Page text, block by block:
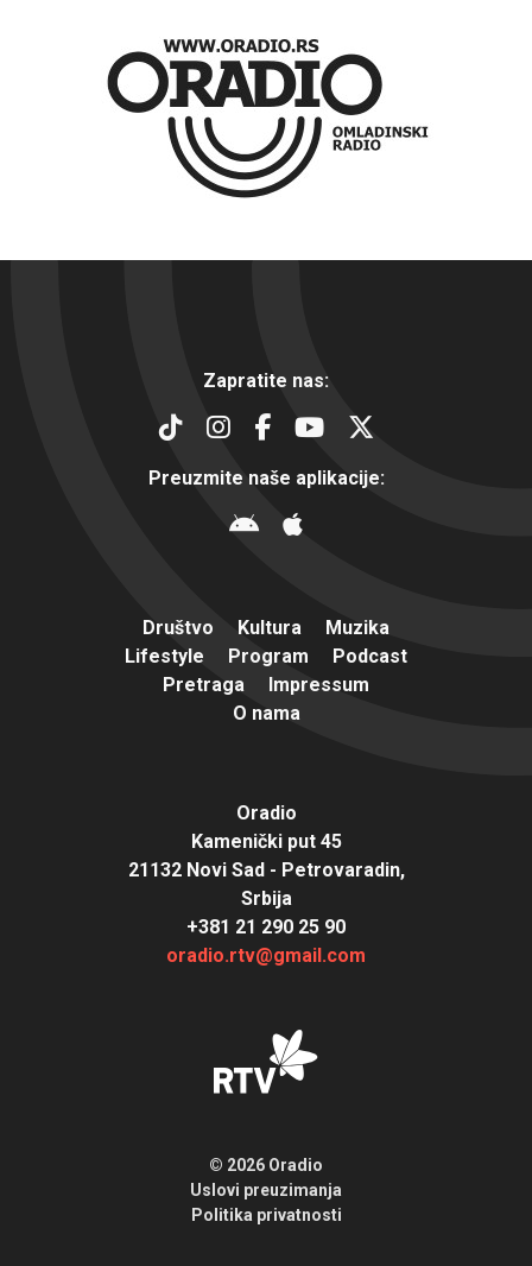
Zapratite nas:
Preuzmite naše aplikacije:
Društvo Kultura
Muzika
Lifestyle
Program
Podcast
Pretraga
Impressum
O nama
Oradio
Kamenički put 45
21132 Novi Sad - Petrovaradin,
Srbija
+381 21 290 25 90
oradio.rtv@gmail.com
© 2026 Oradio
Uslovi preuzimanja
Politika privatnosti